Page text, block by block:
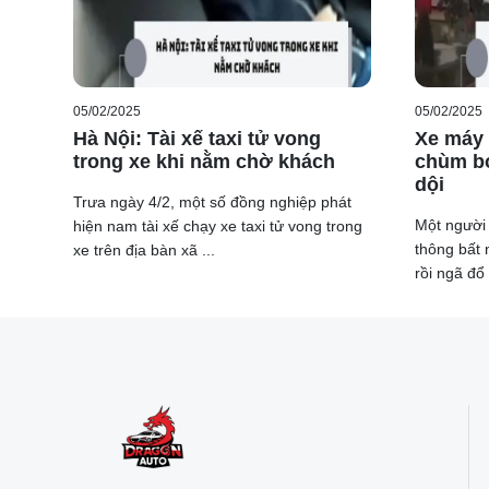
05/02/2025
Hà Nội: Tài xế taxi tử vong
trong xe khi nằm chờ khách
Trưa ngày 4/2, một số đồng nghiệp phát
hiện nam tài xế chạy xe taxi tử vong trong
xe trên địa bàn xã ...
05/02/2025
Xe
chùm
dội
Một người
thông bất
rồi ngã